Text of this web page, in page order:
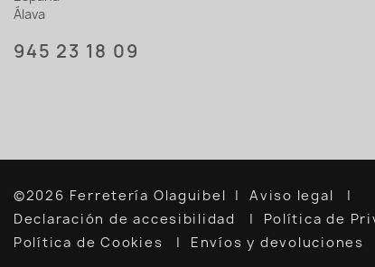
Álava
945 23 18 09
©2026 Ferretería Olaguibel
Aviso legal
Declaración de accesibilidad
Política de
Política de Cookies
Envíos y devoluciones